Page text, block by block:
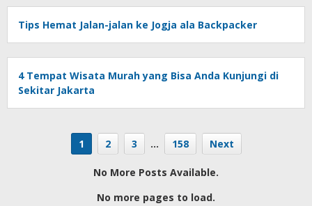
Tips Hemat Jalan-jalan ke Jogja ala Backpacker
4 Tempat Wisata Murah yang Bisa Anda Kunjungi di
Sekitar Jakarta
1 2 3 … 158 Next
No More Posts Available.
No more pages to load.